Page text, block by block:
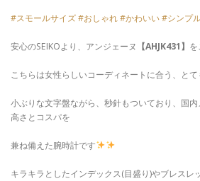
#スモールサイズ #おしゃれ #かわいい #シンプ
安心のSEIKOより、アンジェーヌ 【AHJK431】 を
こちらは女性らしいコーディネートに合う、と
小ぶりな文字盤ながら、秒針もついており、国
高さとコスパを
兼ね備えた腕時計です
キラキラとしたインデックス(目盛り)やブレスレ